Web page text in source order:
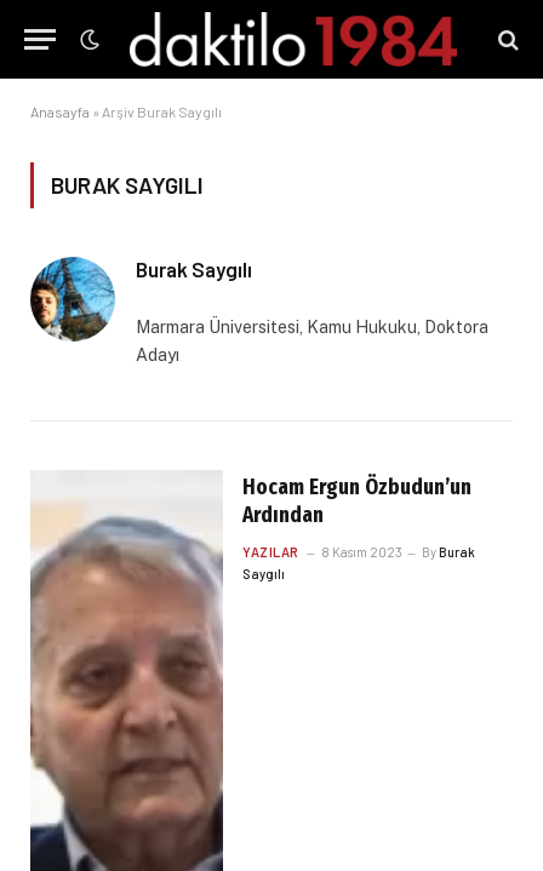
Anasayfa » Arşiv Burak Saygılı
BURAK SAYGILI
Burak Saygılı
Marmara Üniversitesi, Kamu Hukuku, Doktora
Adayı
Hocam Ergun Özbudun’un
Ardından
YAZILAR 8 Kasım 2023 ByBurak
Saygılı